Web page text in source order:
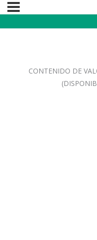
CONTENIDO DE